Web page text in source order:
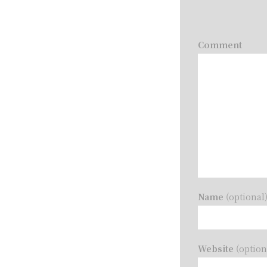
Comment
Name (optional)
Website